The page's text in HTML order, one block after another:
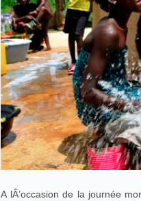
A lÂ’occasion de la journée